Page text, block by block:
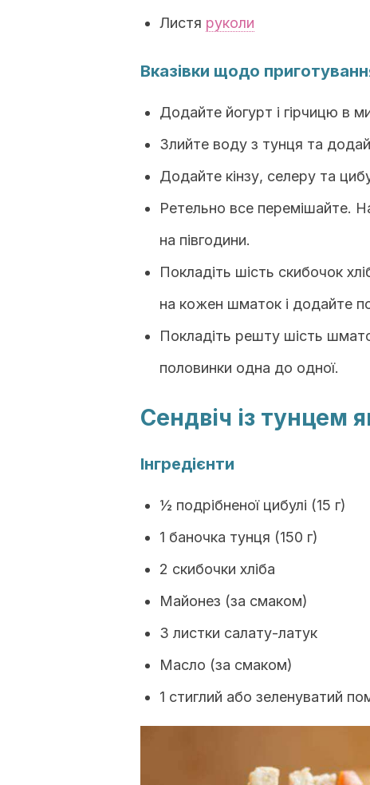
Листя руколи
Вказівки щодо
Додайте йогурт і гірчицю в
Злийте воду з тунця та
Додайте кінзу, селеру та
Ретельно все перемішайте.
на півгодини.
Покладіть шість скибочок
на кожен шматок і додайте
Покладіть решту шість
половинки одна до одної.
Сендвіч із тунцем
Інгредієнти
½ подрібненої цибулі (15 г)
1 баночка тунця (150 г)
2 скибочки хліба
Майонез (за смаком)
3 листки салату-латук
Масло (за смаком)
1 стиглий або зеленуватий